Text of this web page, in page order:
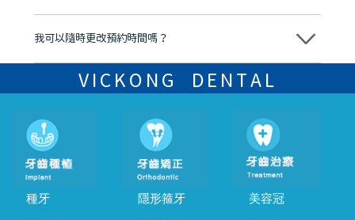
可以。維港口腔會按照當日匯率轉算收取費用，而匯率會及時告知客人
我可以隨時更改預約時間嗎？
可以，請盡早通過wechat或whatsapp聯絡我們，告知我們你原本預約
的時間及資料，並且重新預約的日期及時段
VICKONG DENTAL
種牙 隱形箍牙 美容冠